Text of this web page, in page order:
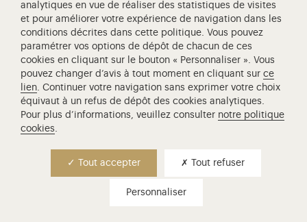
Presse
Ressources pédagogiques
Visitez notre Facebook (ouverture
Visitez notre X (ouverture dans un
Visitez notre Instagram
Visitez notre YouTube
Visitez notre WeChat
Visitez notre page
Château de Versailles Spectacles
L'Opéra royal de Versailles
Centre de recherche du château de Versailles
analytiques en vue de réaliser des statistiques de visites
et pour améliorer votre expérience de navigation dans les
conditions décrites dans cette politique. Vous pouvez
paramétrer vos options de dépôt de chacun de ces
cookies en cliquant sur le bouton « Personnaliser ». Vous
pouvez changer d’avis à tout moment en cliquant surce
lien. Continuer votre navigation sans exprimer votre choix
équivaut à un refus de dépôt des cookies analytiques.
Pour plus d’informations, veuillez consulter notre politique
cookies.
Tout accepter Tout refuser
Personnaliser